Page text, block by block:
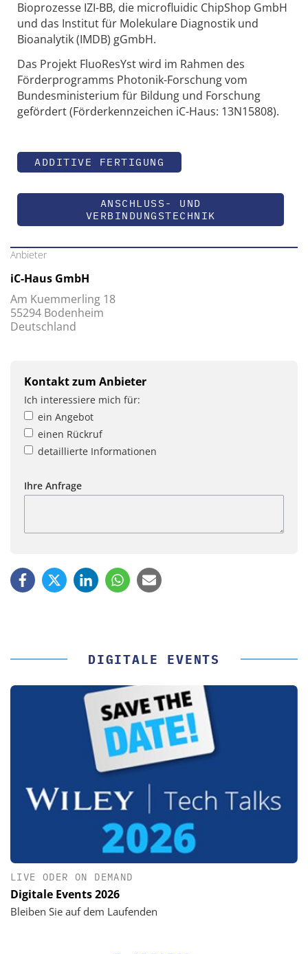
Bioprozesse IZI-BB, die microfluidic ChipShop GmbH
und das Institut für Molekulare Diagnostik und
Bioanalytik (IMDB) gGmbH.
Das Projekt FluoResYst wird im Rahmen des
Förderprogramms Photonik-Forschung vom
Bundesministerium für Bildung und Forschung
gefördert (Förderkennzeichen iC-Haus: 13N15808).
ADDITIVE FERTIGUNG
ANSCHLUSS- UND
VERBINDUNGSTECHNIK
Anbieter
iC-Haus GmbH
Am Kuemmerling 18
55294 Bodenheim
Deutschland
Kontakt zum Anbieter
Ich interessiere mich für:
ein Angebot
einen Rückruf
detaillierte Informationen
Ihre Anfrage
DIGITALE EVENTS
LIVE ODER ON DEMAND
Digitale Events 2026
Bleiben Sie auf dem Laufenden